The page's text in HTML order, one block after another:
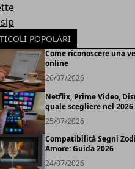
POPOLARI
Come riconoscere una
online
26/07/2026
Netflix, Prime Video,
quale scegliere nel 2026
25/07/2026
Compatibilità Segni
Amore: Guida 2026
24/07/2026